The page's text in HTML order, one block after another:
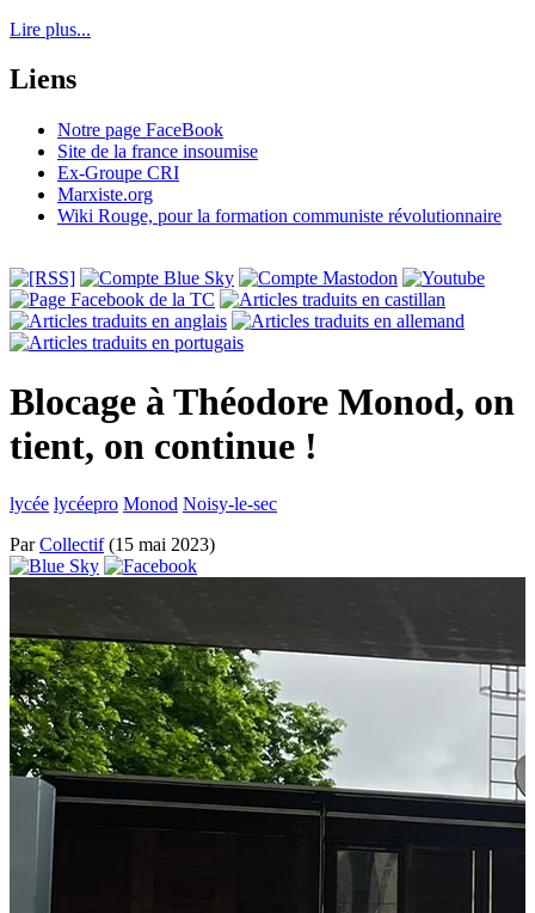
Lire plus...
Liens
Notre page FaceBook
Site de la france insoumise
Ex-Groupe CRI
Marxiste.org
Wiki Rouge, pour la formation communiste révolutionnaire
Blocage à Théodore Monod, on
tient, on continue !
lycée lycéepro Monod Noisy-le-sec
ParCollectif(15 mai 2023)